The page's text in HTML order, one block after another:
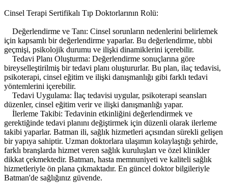
Cinsel Terapi Sertifikalı Tıp Doktorlarının Rolü:
Değerlendirme ve Tanı: Cinsel sorunların nedenlerini belirlemek
için kapsamlı bir değerlendirme yaparlar. Bu değerlendirme, tıbbi
geçmişi, psikolojik durumu ve ilişki dinamiklerini içerebilir.
Tedavi Planı Oluşturma: Değerlendirme sonuçlarına göre
bireyselleştirilmiş bir tedavi planı oluştururlar. Bu plan, ilaç tedavisi,
psikoterapi, cinsel eğitim ve ilişki danışmanlığı gibi farklı tedavi
yöntemlerini içerebilir.
Tedavi Uygulama: İlaç tedavisi uygular, psikoterapi seansları
düzenler, cinsel eğitim verir ve ilişki danışmanlığı yapar.
İlerleme Takibi: Tedavinin etkinliğini değerlendirmek ve
gerektiğinde tedavi planını değiştirmek için düzenli olarak ilerleme
takibi yaparlar. Batman ili, sağlık hizmetleri açısından sürekli gelişen
bir yapıya sahiptir. Uzman doktorlara ulaşımın kolaylaştığı şehirde,
farklı branşlarda hizmet veren sağlık kuruluşları ve özel klinikler
dikkat çekmektedir. Batman, hasta memnuniyeti ve kaliteli sağlık
hizmetleriyle ön plana çıkmaktadır. En güncel doktor bilgileriyle
Batman'de sağlığınız güvende.